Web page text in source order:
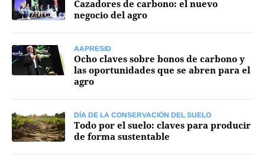
Cazadores de carbono: el nuevo
negocio del agro
AAPRESID
Ocho claves sobre bonos de carbono y
las oportunidades que se abren para el
agro
DÍA DE LA CONSERVACIÓN DEL SUELO
Todo por el suelo: claves para producir
de forma sustentable